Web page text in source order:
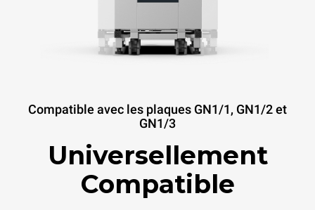
Compatible avec les plaques GN1/1, GN1/2 et
GN1/3
Universellement
Compatible